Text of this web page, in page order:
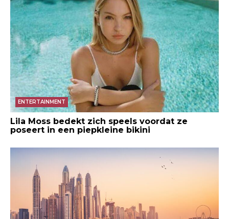
ENTERTAINMENT
Lila Moss bedekt zich speels voordat ze
poseert in een piepkleine bikini